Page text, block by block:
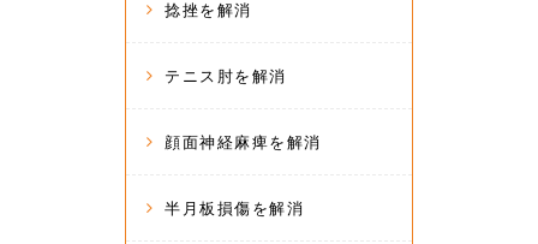
捻挫を解消
テニス肘を解消
顔面神経麻痺を解消
半月板損傷を解消